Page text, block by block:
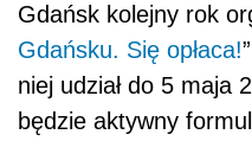
Gdańsk kolejny rok
Gdańsku. Się opłaca!
niej udział do 5 maja
będzie aktywny